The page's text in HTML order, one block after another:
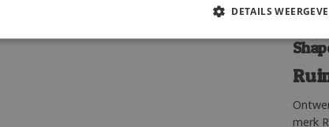
merk
DETAILS